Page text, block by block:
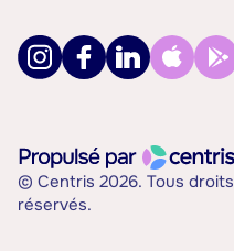
© Centris 2026. Tous droits
réservés.